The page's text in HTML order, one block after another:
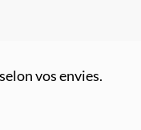
vos envies.